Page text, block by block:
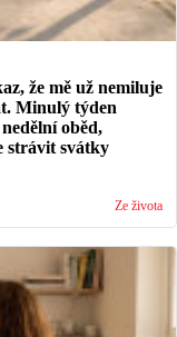
že mě už nemiluje
Minulý týden
oběd,
strávit svátky
Ze života